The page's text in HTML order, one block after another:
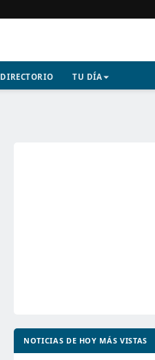
DIRECTORIO TU DÍA
NOTICIAS DE HOY MÁS VISTAS